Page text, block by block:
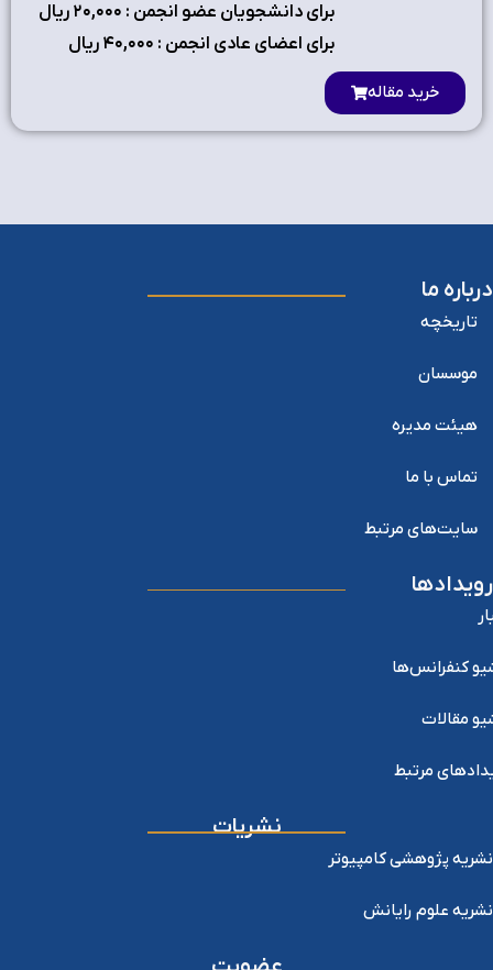
برای دانشجویان عضو انجمن : ۲٠,٠٠٠ ریال
برای اعضای عادی انجمن : ۴٠,٠٠٠ ریال
خرید مقاله
درباره ما
تاریخچه
موسسان
هیئت مدیره
تماس با ما
سایت‌های مرتبط
رویدادها
کنفرانس‌ها
مقالات
مرتبط
نشریات
نشریه پژوهشی کامپیوتر
نشریه علوم رایانش